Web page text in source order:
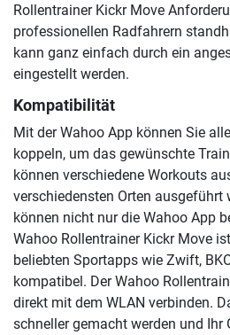
Rollentrainer Kickr Move
professionellen Radfahrern
kann ganz einfach durch ein
eingestellt werden.
Kompatibilität
Mit der Wahoo App können Sie
koppeln, um das gewünschte
können verschiedene Workouts
verschiedensten Orten ausgeführt
können nicht nur die Wahoo App
Wahoo Rollentrainer Kickr Move
beliebten Sportapps wie Zwift,
kompatibel. Der Wahoo
direkt mit dem WLAN verbinden.
schneller gemacht werden und Ihr